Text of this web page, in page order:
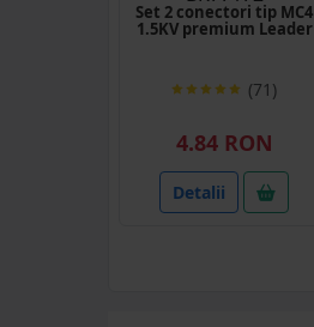
Set 2 conectori tip MC4
1.5KV premium Leader
(71)
4.84 RON
Detalii